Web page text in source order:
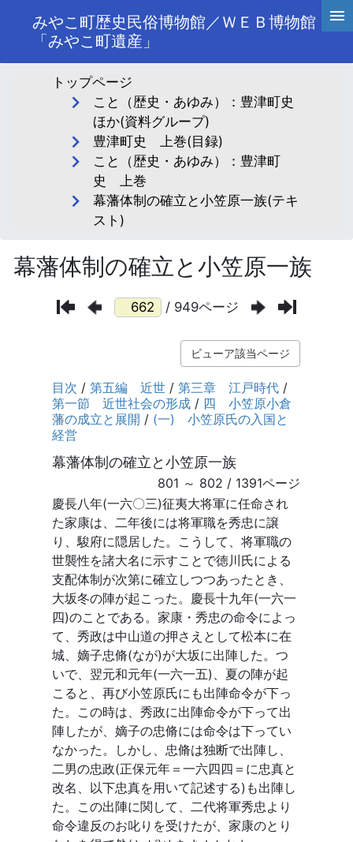
みやこ町歴史民俗博物館／ＷＥＢ博物館
「みやこ町遺産」
トップページ
こと（歴史・あゆみ）：豊津町史
ほか(資料グループ)
豊津町史 上巻(目録)
こと（歴史・あゆみ）：豊津町
史 上巻
幕藩体制の確立と小笠原一族(テキ
スト)
幕藩体制の確立と小笠原一族
/ 949ページ